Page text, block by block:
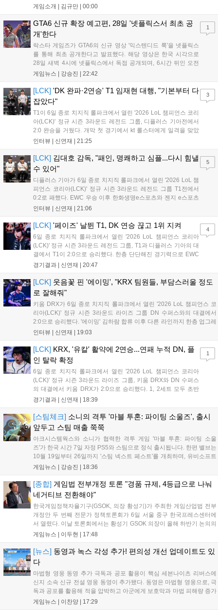
액션 시스템을 공개했습니다. 주인공 미야모토 무사시가 오니를
가 특징입니다. 정식 출시를 앞두고 탄탄한 게임성을 선보여 기대
감을 높였습니다....
게임소개 | 김규만 | 00:00
GTA6 신규 확장 예고편, 28일 '넷플릭스서 최초 공
개'한다
락스타 게임즈가 GTA6의 신규 영상 '익스텐디드 룩'을 넷플릭스
를 통해 최초 공개한다고 발표했다. 해당 영상은 한국 시각으로
28일 새벽 4시에 넷플릭스에서 독점 공개되며, 6시간 뒤인 오전
10시부터 공식 유튜브와 홈페이지에서도 확인할 수 있다. 기존보
이례적인 협업이 향후 게임 마케팅 방식에 어떤 변화를 가져올지
전 세계 팬들의 이목이 쏠리고 있다....
게임뉴스 | 강승진 | 22:42
1
[LCK] 'DK 완파·2연승' T1 임재현 대행, "기본부터 다
잡았다"
T1이 6일 종로 치지직 롤파크에서 열린 '2026 LoL 챔피언스 코리
아(LCK)' 정규 시즌 3라운드 레전드 그룹, 디플러스 기아전에서
2:0 완승을 거뒀다. 개막 첫 경기에서 kt 롤스터에게 일격을 맞았
지만, 젠지 e스포츠의 홈 경기에서 원정 승리를 챙기며 분위기를
한 모습이었다. 다음은...
인터뷰 | 신연재 | 21:25
3
[LCK] 김대호 감독, "패인, 명쾌하고 심플...다시 힘낼
수 있어"
디플러스 기아가 6일 종로 치지직 롤파크에서 열린 '2026 LoL 챔
피언스 코리아(LCK)' 정규 시즌 3라운드 레전드 그룹 T1전에서
0:2로 패했다. EWC 우승 이후 한화생명e스포츠와 젠지 e스포츠
를 잡아내며 기세를 끌어올렸지만, 경기력이 제 궤도에 오른 T1은
"오늘 져서 너무 아쉽다"...
인터뷰 | 신연재 | 21:06
5
[LCK] '페이즈' 날뛴 T1, DK 연승 끊고 1위 지켜
6일 종로 치지직 롤파크에서 열린 '2026 LoL 챔피언스 코리아
(LCK)' 정규 시즌 3라운드 레전드 그룹, T1과 디플러스 기아의 대
결에서 T1이 2:0으로 승리했다. 한층 단단해진 경기력으로 EWC
우승을 기점으로 파죽지세의 연승을 이어가던 디플러스 기아를
T1은 첫 드래곤을 두드렸...
경기결과 | 신연재 | 20:47
4
[LCK] 웃음꽃 핀 '에이밍', "KRX 팀원들, 부담스러울 정도
로 잘해줘"
키움 DRX가 6일 종로 치지직 롤파크에서 열린 '2026 LoL 챔피언스 코
리아(LCK)' 정규 시즌 3라운드 라이즈 그룹 DN 수퍼스와의 대결에서
2:0으로 승리했다. '에이밍' 김하람 합류 이후 다른 라인까지 한층 업그레
이드 된 경기력을 보여주며 기분 좋은 2연승을 달렸다. 경기 종료 후 기
인터뷰 | 신연재 | 19:03
[LCK] KRX, '유칼' 활약에 2연승...연패 누적 DN, 플
인 탈락 확정
6일 종로 치지직 롤파크에서 열린 '2026 LoL 챔피언스 코리아
(LCK)' 정규 시즌 3라운드 라이즈 그룹, 키움 DRX와 DN 수퍼스
의 대결에서 키움 DRX가 2:0으로 승리했다. 1, 2세트 모두 초반
부터 앞서나갔고, 별다른 위기 없이 승리를 꿰찼다. DN 수퍼스는
의 출발이 매우 좋...
경기결과 | 신연재 | 18:39
1
[스팀체크] 소니의 격투 '마블 투혼: 파이팅 소울즈', 출시
앞두고 스팀 매출 쭉쭉
아크시스템웍스와 소니가 협력한 격투 게임 '마블 투혼: 파이팅 소울
즈'가 한국 시간 7일 자정 PS5와 스팀으로 정식 출시됩니다. 한편 밸브는
10월 19일부터 26일까지 '스팀 넥스트 페스트'를 개최하며, 유비소프트
의 '더 디비전 리서전스'가 스팀에 출시되었고, 농장 시뮬레이션 '돌록 타
각기 다른 장르에서 이용자들의 기대를 모으고 있습니다....
게임뉴스 | 강승진 | 18:36
[종합] 게임법 전부개정 토론 "경품 규제, 4등급으로 나눠
네거티브 전환해야"
한국게임정책자율기구(GSOK, 의장 황성기)가 주최한 게임산업법 전부
개정안 두 번째 전문가 정책토론회가 6일 서울 중구 한국프레스센터에
서 열렸다. 이날 토론회에서는 황성기 GSOK 의장이 올해 하반기 논의의
주요 쟁점과 성과를 짚은 데 이어, 박종현 한양대 법학전문대학원 교수
호사가 게임 등...
게임뉴스 | 이두현 | 17:48
[뉴스] 동영과 녹스 각성 추가! 편의성 개선 업데이트도 있
다
마법형 영웅 동영 추가 극독과 공포 활용이 핵심 세븐나이츠 리버스에
신지 소속 신규 전설 영웅 동영이 추가됐다. 동영은 마법형 영웅으로, 극
독과 공포를 활용해 적을 압박하고 아군에게 보호막과 마법 피해량 증가
를 제공하는 것이 특징이다. 패시브 황천의 동행자는 동영의 핵심이다.
게임뉴스 | 이찬양 | 17:29